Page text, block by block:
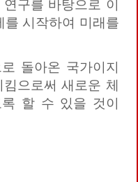
구를 바탕으로 이
를 시작하여 미래를
돌아온 국가이지
으로써 새로운 체
할 수 있을 것이